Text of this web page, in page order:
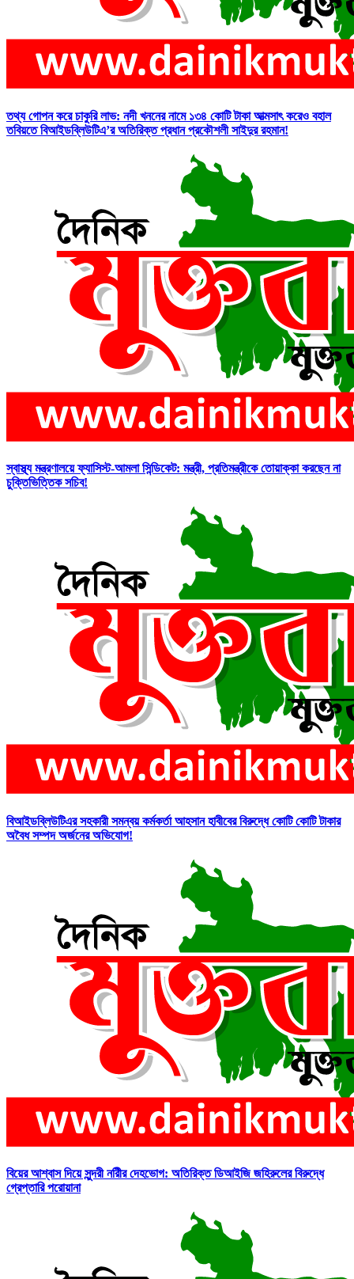
তথ্য গোপন করে চাকুরি লাভ: নদী খননের নামে ১৩৪ কোটি টাকা আত্মসাৎ করেও বহাল
তবিয়তে বিআইডব্লিউটিএ’র অতিরিক্ত প্রধান প্রকৌশলী সাইদুর রহমান!
স্বাস্থ্য মন্ত্রণালয়ে ফ্যাসিস্ট-আমলা সিন্ডিকেট: মন্ত্রী, প্রতিমন্ত্রীকে তোয়াক্কা করছেন না
চুক্তিভিত্তিক সচিব!
বিআইডব্লিউটিএর সহকারী সমন্বয় কর্মকর্তা আহসান হাবীবের বিরুদ্ধে কোটি কোটি টাকার
অবৈধ সম্পদ অর্জনের অভিযোগ!
বিয়ের আশ্বাস দিয়ে সুন্দরী নরিীর দেহভোগ: অতিরিক্ত ডিআইজি জহিরুলের বিরুদ্ধে
গ্রেপ্তারি পরোয়ানা